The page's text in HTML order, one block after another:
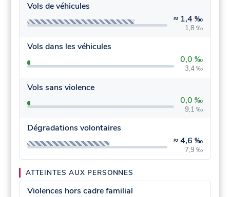
Vols de véhicules
≈ 1,4 ‰
1,8 ‰
Vols dans les véhicules
0,0 ‰
3,4 ‰
Vols sans violence
0,0 ‰
9,1 ‰
Dégradations volontaires
≈4,6 ‰
7,9 ‰
ATTEINTES AUX PERSONNES
Violences hors cadre familial